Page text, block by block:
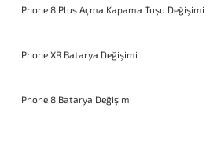
iPhone 8 Plus Açma Kapama Tuşu Değişimi
iPhone XR Batarya Değişimi
iPhone 8 Batarya Değişimi